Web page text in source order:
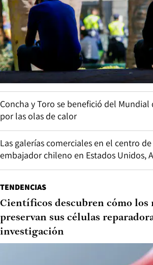
Concha y Toro se benefició del
por las olas de calor
Las galerías comerciales en el centro
embajador chileno en Estados Unidos,
TENDENCIAS
Científicos descubren cómo los
preservan sus células
investigación